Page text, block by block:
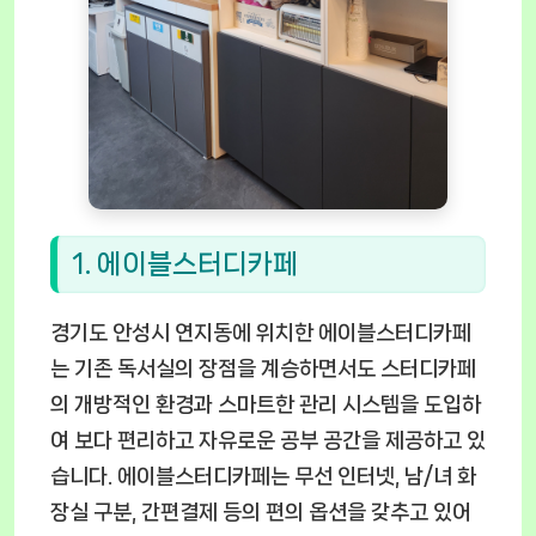
1. 에이블스터디카페
경기도 안성시 연지동에 위치한 에이블스터디카페
는 기존 독서실의 장점을 계승하면서도 스터디카페
의 개방적인 환경과 스마트한 관리 시스템을 도입하
여 보다 편리하고 자유로운 공부 공간을 제공하고 있
습니다. 에이블스터디카페는 무선 인터넷, 남/녀 화
장실 구분, 간편결제 등의 편의 옵션을 갖추고 있어